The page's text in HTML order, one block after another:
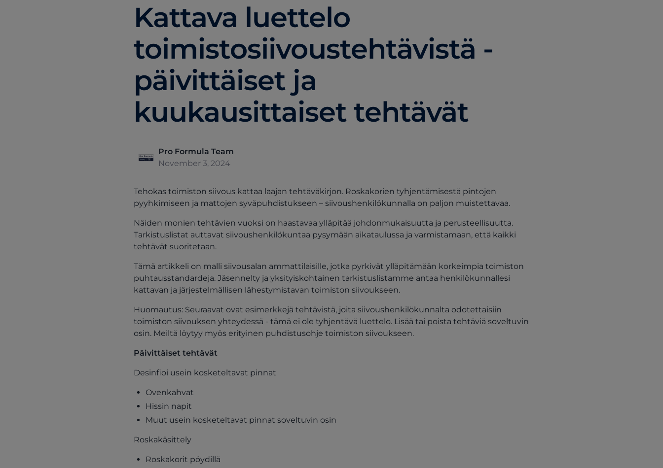
Kattava luettelo
toimistosiivoustehtävistä -
päivittäiset ja
kuukausittaiset tehtävät
Pro Formula Team
November 3, 2024
Tehokas toimiston siivous kattaa laajan tehtäväkirjon. Roskakorien tyhjentämisestä pintojen
pyyhkimiseen ja mattojen syväpuhdistukseen – siivoushenkilökunnalla on paljon muistettavaa.
Näiden monien tehtävien vuoksi on haastavaa ylläpitää johdonmukaisuutta ja perusteellisuutta.
Tarkistuslistat auttavat siivoushenkilökuntaa pysymään aikataulussa ja varmistamaan, että kaikki
tehtävät suoritetaan.
Tämä artikkeli on malli siivousalan ammattilaisille, jotka pyrkivät ylläpitämään korkeimpia toimiston
puhtausstandardeja. Jäsennelty ja yksityiskohtainen tarkistuslistamme antaa henkilökunnallesi
kattavan ja järjestelmällisen lähestymistavan toimiston siivoukseen.
Huomautus: Seuraavat ovat esimerkkejä tehtävistä, joita siivoushenkilökunnalta odotettaisiin
toimiston siivouksen yhteydessä - tämä ei ole tyhjentävä luettelo. Lisää tai poista tehtäviä soveltuvin
osin. Meiltä löytyy myös erityinen puhdistusohje toimiston siivoukseen.
Päivittäiset tehtävät
Desinfioi usein kosketeltavat pinnat
Ovenkahvat
Hissin napit
Muut usein kosketeltavat pinnat soveltuvin osin
Roskakäsittely
Roskakorit pöydillä